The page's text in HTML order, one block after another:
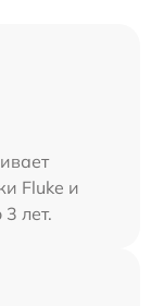
Fluke и
лет.